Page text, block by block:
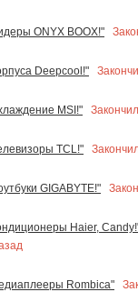
ONYX BOOX!"
Deepcool!"
MSI!"
TCL!"
GIGABYTE!"
Haier,
Rombica"